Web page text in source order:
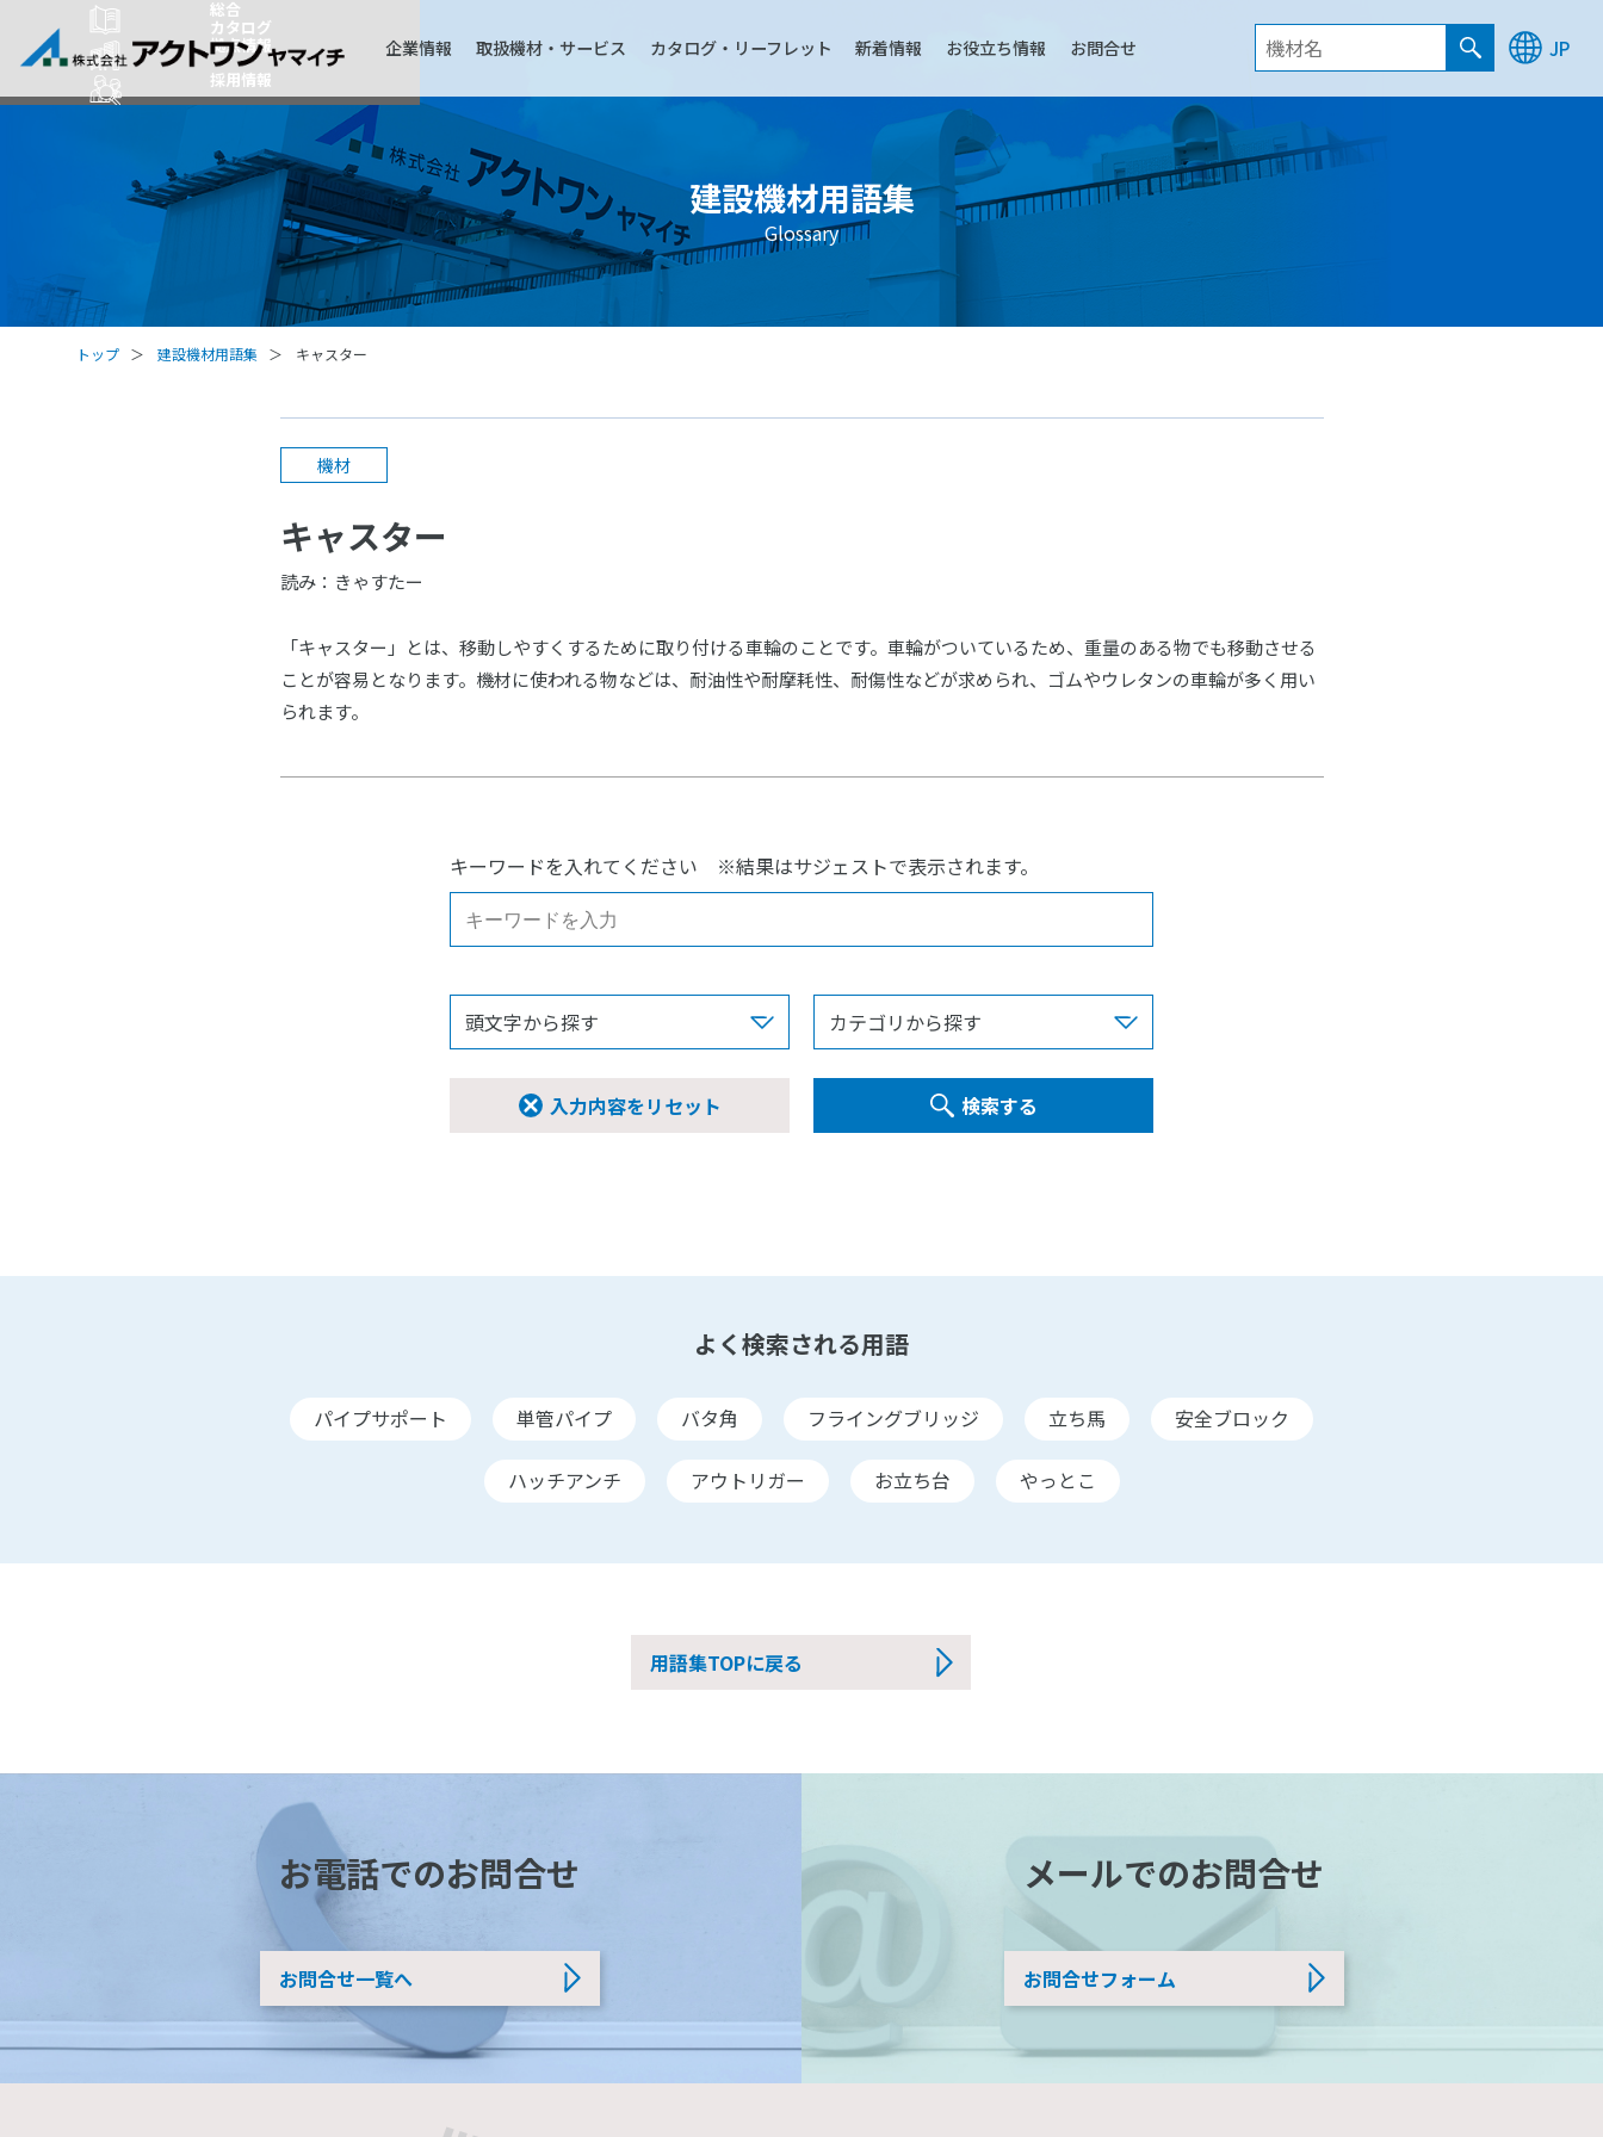
総合
カタログ
拠点情報
採用情報
企業情報 取扱機材・サービス カタログ・リーフレット 新着情報 お役立ち情報 お問合せ JP
建設機材用語集
Glossary
トップ 建設機材用語集 キャスター
機材
キャスター
読み：きゃすたー
「キャスター」とは、移動しやすくするために取り付ける車輪のことです。車輪がついているため、重量のある物でも移動させる
ことが容易となります。機材に使われる物などは、耐油性や耐摩耗性、耐傷性などが求められ、ゴムやウレタンの車輪が多く用い
られます。
キーワードを入れてください ※結果はサジェストで表示されます。
入力内容をリセット 検索する
よく検索される用語
パイプサポート 単管パイプ バタ角 フライングブリッジ 立ち馬 安全ブロック
ハッチアンチ アウトリガー お立ち台 やっとこ
用語集TOPに戻る
お電話でのお問合せ
お問合せ一覧へ
メールでのお問合せ
お問合せフォーム